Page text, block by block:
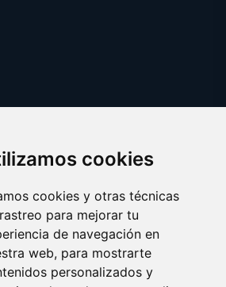
cookies
cookies y otras técnicas
para mejorar tu
de navegación en
web, para mostrarte
personalizados y
cookies preferences
© 2025 clavel.es